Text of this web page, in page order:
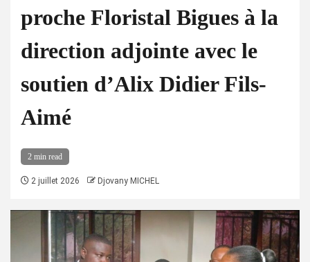
proche Floristal Bigues à la
direction adjointe avec le
soutien d’Alix Didier Fils-
Aimé
2 min read
2 juillet 2026 Djovany MICHEL